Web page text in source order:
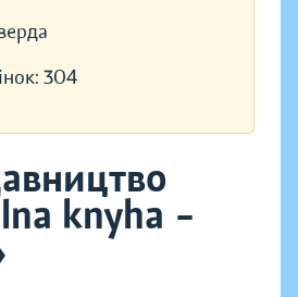
304
knyha –